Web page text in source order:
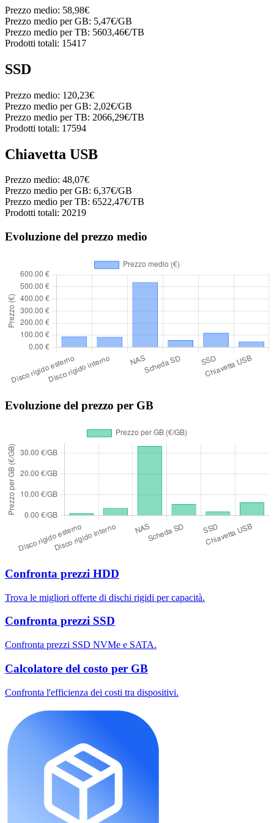
Prezzo medio: 58,98€
Prezzo medio per GB: 5,47€/GB
Prezzo medio per TB: 5603,46€/TB
Prodotti totali: 15417
SSD
Prezzo medio: 120,23€
Prezzo medio per GB: 2,02€/GB
Prezzo medio per TB: 2066,29€/TB
Prodotti totali: 17594
Chiavetta USB
Prezzo medio: 48,07€
Prezzo medio per GB: 6,37€/GB
Prezzo medio per TB: 6522,47€/TB
Prodotti totali: 20219
Evoluzione del prezzo medio
Evoluzione del prezzo per GB
Confronta prezzi HDD
Trova le migliori offerte di dischi rigidi per capacità.
Confronta prezzi SSD
Confronta prezzi SSD NVMe e SATA.
Calcolatore del costo per GB
Confronta l'efficienza dei costi tra dispositivi.